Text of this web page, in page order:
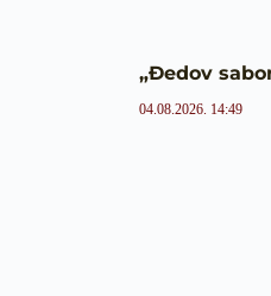
„Đedov
04.08.2026. 14:49